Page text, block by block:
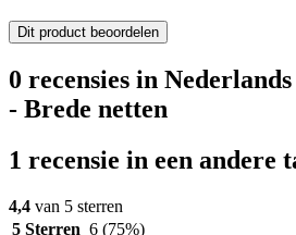
Dit product beoordelen
0 recensies in
- Brede netten
1 recensie in een andere
4,4 van 5 sterren
5 Sterren 6 (75%)